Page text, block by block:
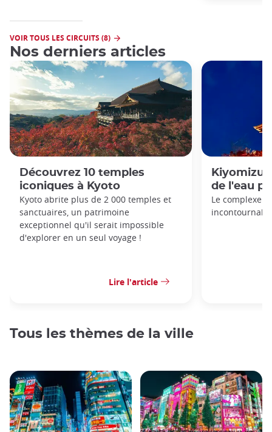
VOIR TOUS LES CIRCUITS (8)
Nos derniers articles
Découvrez 10 temples
iconiques à Kyoto
Kyoto abrite plus de 2 000 temples et
sanctuaires, un patrimoine
exceptionnel qu'il serait impossible
d'explorer en un seul voyage !
Lire l'article
de l'eau
Le complexe
Tous les thèmes de la ville